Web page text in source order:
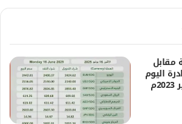
مقابل
اليوم